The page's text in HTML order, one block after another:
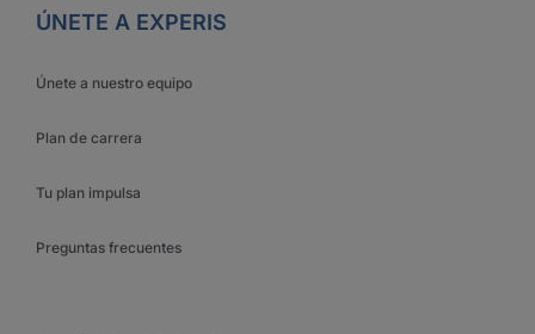
ÚNETE A EXPERIS
Únete a nuestro equipo
Plan de carrera
Tu plan impulsa
Preguntas frecuentes